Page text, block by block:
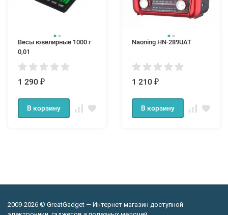
Весы ювелирные 1000 г
0,01
1 290 ₽
В корзину
Naoning HN-289UAT
1 210 ₽
В корзину
2009-2026 © GreatGadget — Интернет магазин доступной